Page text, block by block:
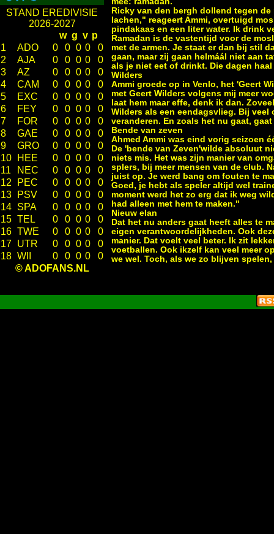
STAND EREDIVISIE
2026-2027
w g v p
1
ADO 0 0 0 0
0
2
AJA 0 0 0 0
0
3
AZ 0 0 0 0
0
4
CAM 0 0 0 0
0
5
EXC 0 0 0 0
0
6
FEY 0 0 0 0
0
7
FOR 0 0 0 0
0
8
GAE 0 0 0 0
0
9
GRO 0 0 0 0
0
10
HEE 0 0 0 0
0
11
NEC 0 0 0 0
0
12
PEC 0 0 0 0
0
13
PSV 0 0 0 0
0
14 SPA 0 0 0 0
0
15 TEL 0 0 0 0
0
16 TWE 0 0 0 0
0
17 UTR 0 0 0 0
0
18 WII 0 0 0 0
0
© ADOFANS.NL
Ricky van den bergh dollend tegen
lachen," reageert Ammi, overtuigd
pindakaas en een liter water. Ik drink
Ramadan is de vastentijd voor de
met de armen. Je staat er dan bij stil
gaan, maar zij gaan helmáál niet aan
als je niet eet of drinkt. Die dagen
Wilders
Ammi groede op in Venlo, het 'Geert
met Geert Wilders volgens mij meer
laat hem maar effe, denk ik dan.
Wilders als een eendagsvlieg. Bij
veranderen. En zoals het nu gaat,
Bende van zeven
Ahmed Ammi was eind vorig seizoen
De 'bende van Zeven'wilde absoluut
niets mis. Het was zijn manier van
splers, bij meer mensen van de club.
juist op. Je werd bang om fouten te
Goed, je hebt als speler altijd wel
moment werd het zo erg dat ik weg
had alleen met hem te maken."
Nieuw elan
Dat het nu anders gaat heeft alles te
eigen verantwoordelijkheden. Ook
manier. Dat voelt veel beter. Ik zit
voetballen. Ook ikzelf kan veel meer
we wel. Toch, als we zo blijven